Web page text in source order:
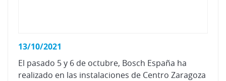
13/10/2021
El pasado 5 y 6 de octubre, Bosch España ha
realizado en las instalaciones de Centro Zaragoza